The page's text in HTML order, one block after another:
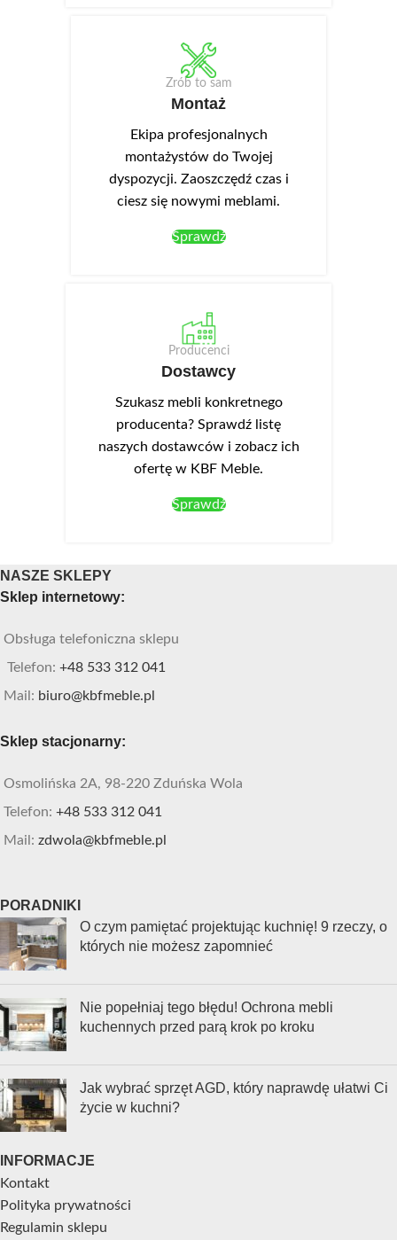
Zrób to sam
Montaż
Ekipa profesjonalnych
montażystów do Twojej
dyspozycji. Zaoszczędź czas i
ciesz się nowymi meblami.
Sprawdź
Producenci
Dostawcy
Szukasz mebli konkretnego
producenta? Sprawdź listę
naszych dostawców i zobacz ich
ofertę w KBF Meble.
Sprawdź
NASZE SKLEPY
Sklep internetowy:
Obsługa telefoniczna sklepu
Telefon: +48 533 312 041
Mail: biuro@kbfmeble.pl
Sklep stacjonarny:
Osmolińska 2A, 98-220 Zduńska Wola
Telefon: +48 533 312 041
Mail: zdwola@kbfmeble.pl
PORADNIKI
O czym pamiętać projektując kuchnię! 9 rzeczy, o
których nie możesz zapomnieć
Nie popełniaj tego błędu! Ochrona mebli
kuchennych przed parą krok po kroku
Jak wybrać sprzęt AGD, który naprawdę ułatwi Ci
życie w kuchni?
INFORMACJE
Kontakt
Polityka prywatności
Regulamin sklepu